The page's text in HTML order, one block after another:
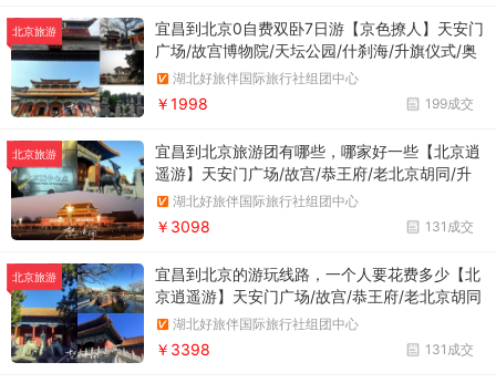
北京旅游
宜昌到北京0自费双卧7日游【京色撩人】天安门
广场/故宫博物院/天坛公园/什刹海/升旗仪式/奥
运杂技/八达岭长城/奥林匹克公园/鸟巢水立方外
景/颐和园/清北外景/圆明园
湖北好旅伴国际旅行社组团中心
199成交
￥1998
北京旅游
宜昌到北京旅游团有哪些，哪家好一些【北京逍
遥游】天安门广场/故宫/恭王府/老北京胡同/升
旗仪式/八达岭长城/综艺秀/奥林匹克公园/速滑
馆“冰丝带”外景/中华世纪坛外景/清华大学外景/
颐和园/圆明园/天坛公园【大型杂技+独家综艺
湖北好旅伴国际旅行社组团中心
131成交
￥3098
北京旅游
宜昌到北京的游玩线路，一个人要花费多少【北
京逍遥游】天安门广场/故宫/恭王府/老北京胡同
升旗仪式/八达岭长城—综艺秀/奥林匹克公园/速
滑馆“冰丝带”外景/中华世纪坛外景/清华大学外
景/颐和园/圆明园/天坛公园
湖北好旅伴国际旅行社组团中心
131成交
￥3398